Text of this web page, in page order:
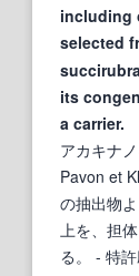
including
selected
its
a carrier.
アカキナ
Pavon et
の抽出物
上を、担
る。
- 特